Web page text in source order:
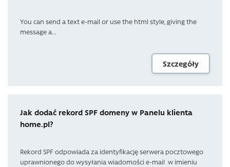
You can send a text e-mail or use the html style, giving the
message a...
Szczegóły
Jak dodać rekord SPF domeny w Panelu klienta
home.pl?
Rekord SPF odpowiada za identyfikację serwera pocztowego
uprawnionego do wysyłania wiadomości e-mail w imieniu